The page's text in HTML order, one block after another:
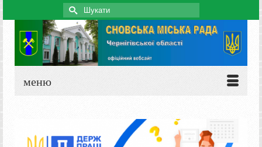
Search
for:
меню